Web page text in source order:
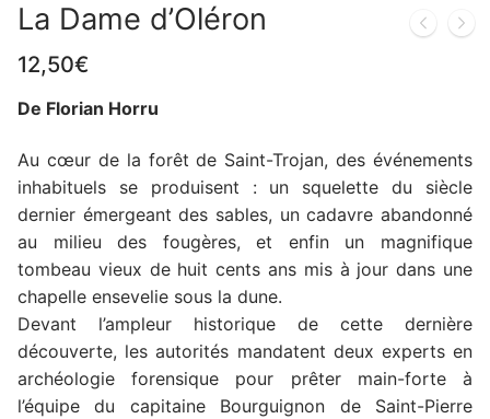
La Dame d’Oléron
12,50€
De Florian Horru
Au cœur de la forêt de Saint-Trojan, des événements
inhabituels se produisent : un squelette du siècle
dernier émergeant des sables, un cadavre abandonné
au milieu des fougères, et enfin un magnifique
tombeau vieux de huit cents ans mis à jour dans une
chapelle ensevelie sous la dune.
Devant l’ampleur historique de cette dernière
découverte, les autorités mandatent deux experts en
archéologie forensique pour prêter main-forte à
l’équipe du capitaine Bourguignon de Saint-Pierre